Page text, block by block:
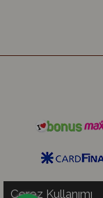
Çerez Kullanımı